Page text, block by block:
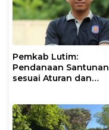
Pemkab Lutim:
Pendanaan Santunan
sesuai Aturan dan